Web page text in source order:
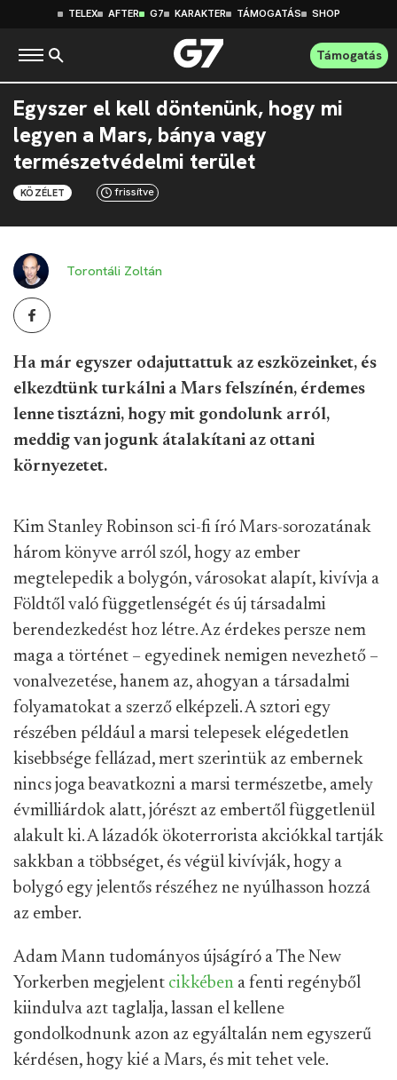
TELEX AFTER G7 KARAKTER TÁMOGATÁS SHOP
Támogatás
Egyszer el kell döntenünk, hogy mi
legyen a Mars, bánya vagy
természetvédelmi terület
KÖZÉLET frissítve
Torontáli Zoltán
Ha már egyszer odajuttattuk az eszközeinket, és
elkezdtünk turkálni a Mars felszínén, érdemes
lenne tisztázni, hogy mit gondolunk arról,
meddig van jogunk átalakítani az ottani
környezetet.
Kim Stanley Robinson sci-fi író Mars-sorozatának
három könyve arról szól, hogy az ember
megtelepedik a bolygón, városokat alapít, kivívja a
Földtől való függetlenségét és új társadalmi
berendezkedést hoz létre. Az érdekes persze nem
maga a történet – egyedinek nemigen nevezhető –
vonalvezetése, hanem az, ahogyan a társadalmi
folyamatokat a szerző elképzeli. A sztori egy
részében például a marsi telepesek elégedetlen
kisebbsége fellázad, mert szerintük az embernek
nincs joga beavatkozni a marsi természetbe, amely
évmilliárdok alatt, jórészt az embertől függetlenül
alakult ki. A lázadók ökoterrorista akciókkal tartják
sakkban a többséget, és végül kivívják, hogy a
bolygó egy jelentős részéhez ne nyúlhasson hozzá
az ember.
Adam Mann tudományos újságíró a The New
Yorkerben megjelent cikkében a fenti regényből
kiindulva azt taglalja, lassan el kellene
gondolkodnunk azon az egyáltalán nem egyszerű
kérdésen, hogy kié a Mars, és mit tehet vele.